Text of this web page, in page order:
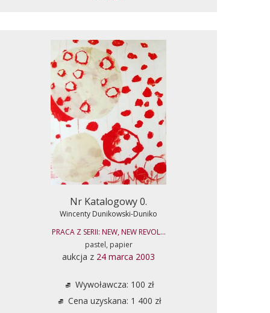
Nr Katalogowy 0.
Wincenty Dunikowski-Duniko
PRACA Z SERII: NEW, NEW REVOL...
pastel, papier
aukcja z 24 marca 2003
Wywoławcza: 100 zł
Cena uzyskana: 1 400 zł